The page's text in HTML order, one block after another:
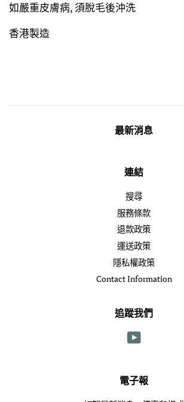
如嚴重皮膚病, 須脫毛後沖洗
香港製造
最新消息
連結
搜尋
服務條款
退款政策
運送政策
隱私權政策
Contact Information
追蹤我們
YouTube
電子報